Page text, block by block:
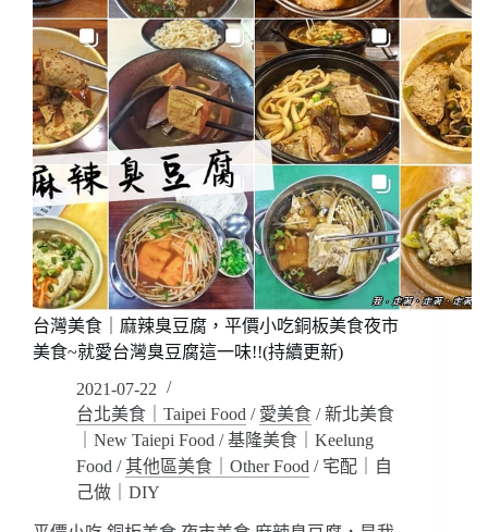
台灣美食｜麻辣臭豆腐，平價小吃銅板美食夜市
美食~就愛台灣臭豆腐這一味!!(持續更新)
2021-07-22
台北美食｜Taipei Food / 愛美食 /新北美食
｜New Taiepi Food /基隆美食｜Keelung
Food /其他區美食｜Other Food / 宅配｜自
己做｜DIY